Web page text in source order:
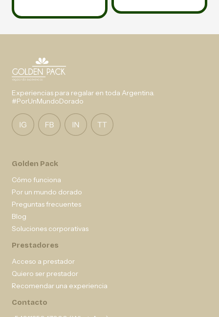
Experiencias para regalar en toda Argentina.
#PorUnMundoDorado
Golden Pack
Cómo funciona
Por un mundo dorado
Preguntas frecuentes
Blog
Soluciones corporativas
Prestadores
Acceso a prestador
Quiero ser prestador
Recomendar una experiencia
Contacto